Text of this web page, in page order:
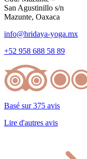
San Agustinillo s/n
Mazunte, Oaxaca
info@hridaya-yoga.mx
+52 958 688 58 89
Basé sur 375 avis
Lire d'autres avis